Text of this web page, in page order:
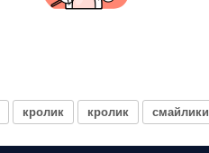
кролик кролик смайлики